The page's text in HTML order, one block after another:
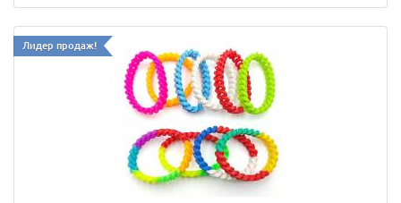
Лидер продаж!